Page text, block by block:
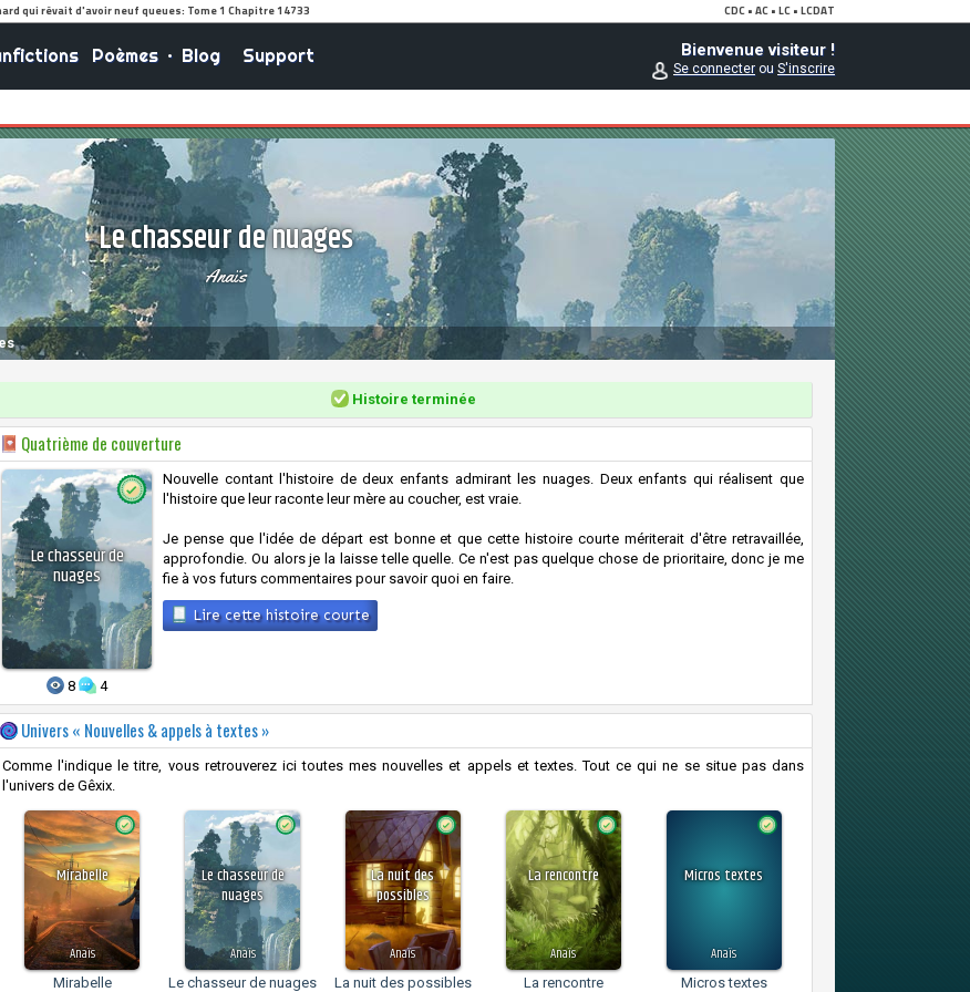
Poèmes• Blog Support Bienvenue visiteur !
Se connecterou S'inscrire
Le chasseur de nuages
Anaïs
Histoire terminée
Quatrième de couverture
Le chasseur de
nuages
8 4
Nouvelle contant l'histoire de deux enfants admirant les nuages. Deux enfants qui réalisent que
l'histoire que leur raconte leur mère au coucher, est vraie.
Je pense que l'idée de départ est bonne et que cette histoire courte mériterait d'être retravaillée,
approfondie. Ou alors je la laisse telle quelle. Ce n'est pas quelque chose de prioritaire, donc je me
fie à vos futurs commentaires pour savoir quoi en faire.
Lire cette histoire courte
Univers « Nouvelles & appels à textes »
Comme l'indique le titre, vous retrouverez ici toutes mes nouvelles et appels et textes. Tout ce qui ne se situe pas dans
l'univers de Gêxix.
Mirabelle
Anaïs
Mirabelle
Le chasseur de
nuages
Anaïs
Le chasseur de nuages
La nuit des
possibles
Anaïs
La nuit des possibles
La rencontre
Anaïs
La rencontre
Micros textes
Anaïs
Micros textes